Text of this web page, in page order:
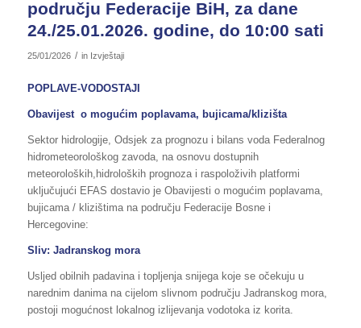
području Federacije BiH, za dane
24./25.01.2026. godine, do 10:00 sati
25/01/2026 / in Izvještaji
POPLAVE-VODOSTAJI
Obavijest o mogućim poplavama, bujicama/klizišta
Sektor hidrologije, Odsjek za prognozu i bilans voda Federalnog
hidrometeorološkog zavoda, na osnovu dostupnih
meteoroloških,hidroloških prognoza i raspoloživih platformi
uključujući EFAS dostavio je Obavijesti o mogućim poplavama,
bujicama / klizištima na području Federacije Bosne i
Hercegovine:
Sliv: Jadranskog mora
Usljed obilnih padavina i topljenja snijega koje se očekuju u
narednim danima na cijelom slivnom području Jadranskog mora,
postoji mogućnost lokalnog izlijevanja vodotoka iz korita.